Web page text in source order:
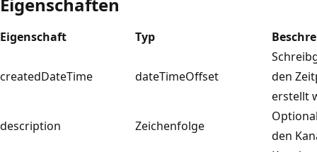
Eigenschaft Typ
createdDateTime dateTimeOffset
den
erstellt
description
Zeichenfolge
den